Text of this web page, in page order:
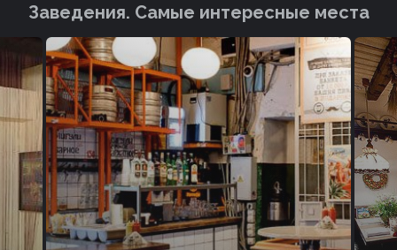
Заведения. Cамые интересные места